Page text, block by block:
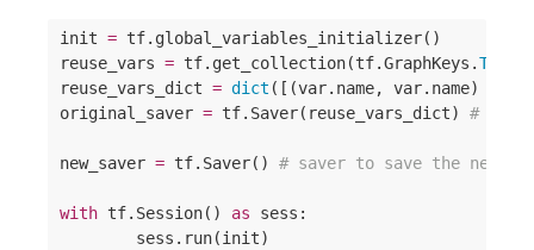
init = tf.global_variables_initializer()
reuse_vars = tf.get_collection(tf.GraphKeys.
reuse_vars_dict = dict ([(var.name, var.name)
original_saver = tf.Saver(reuse_vars_dict) #
new_saver = tf.Saver() # saver to save the new
with tf.Session() as sess: